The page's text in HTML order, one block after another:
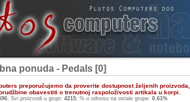
ponuda - Pedals [0]
preporučujemo da proverite dostupnost željenih
obavestiti o trenutnoj raspoloživosti artikala u korpi.
; Svi proizvodi u grupi: 4215; % u odnosu na ostale grupe: 0.61%